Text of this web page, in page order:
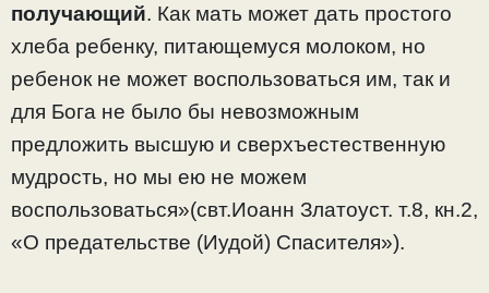
получающий. Как мать может дать простого
хлеба ребенку, питающемуся молоком, но
ребенок не может воспользоваться им, так и
для Бога не было бы невозможным
предложить высшую и сверхъестественную
мудрость, но мы ею не можем
воспользоваться»(свт.Иоанн Златоуст. т.8, кн.2,
«О предательстве (Иудой) Спасителя»).